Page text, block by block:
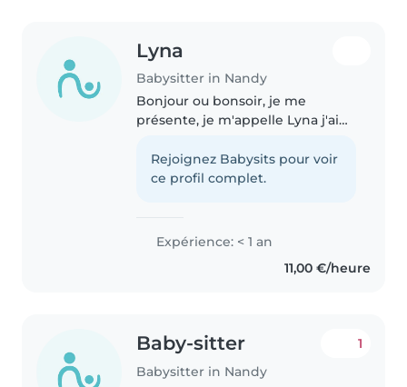
Lyna
Babysitter in Nandy
Bonjour ou bonsoir, je me
présente, je m'appelle Lyna j'ai
5septembre. J'ai décidé de
postuler en tant que babysitter
Rejoignez Babysits pour voir
ce profil complet.
Expérience: < 1 an
11,00 €/heure
Baby-sitter
Babysitter in Nandy
1